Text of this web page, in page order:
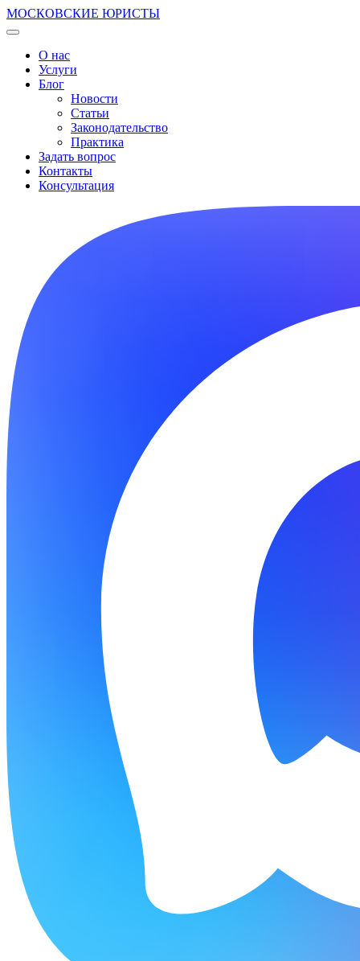
МОСКОВСКИЕ ЮРИСТЫ
О нас
Услуги
Блог
Новости
Статьи
Законодательство
Практика
Задать вопрос
Контакты
Консультация